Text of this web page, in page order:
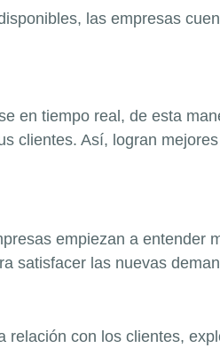
las empresas
en tiempo real, de esta
clientes. Así, logran
empiezan a
satisfacer las nuevas
con los clientes,